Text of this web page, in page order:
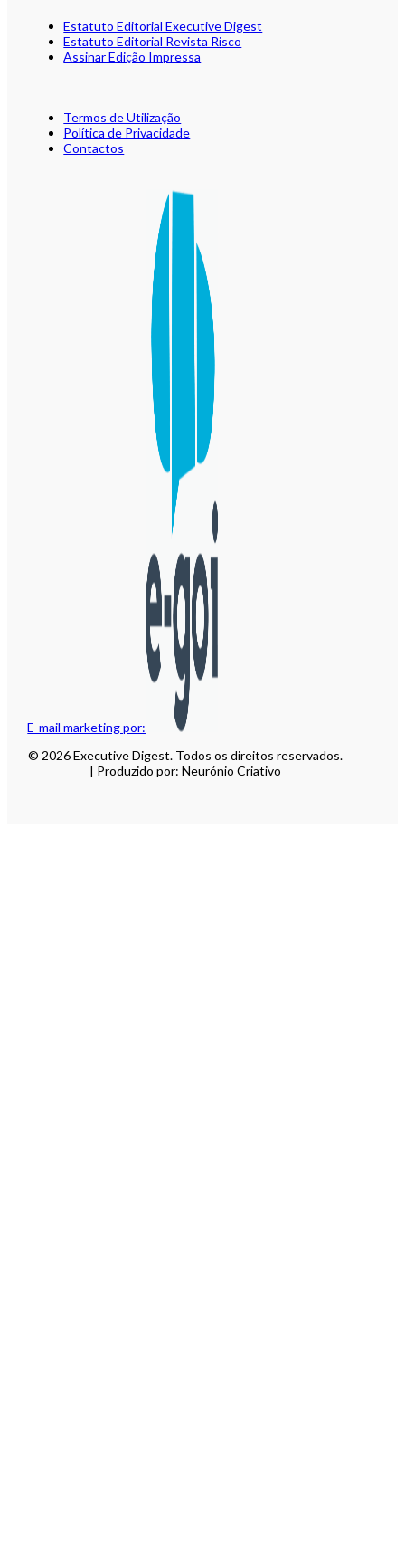
E-mail marketing por:
Estatuto Editorial Executive Digest
Estatuto Editorial Revista Risco
Assinar Edição Impressa
Termos de Utilização
Política de Privacidade
Contactos
© 2026 Executive Digest. Todos os direitos reservados.
| Produzido por: Neurónio Criativo